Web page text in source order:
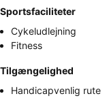
Sportsfaciliteter
Cykeludlejning
Fitness
Tilgængelighed
Handicapvenlig rute